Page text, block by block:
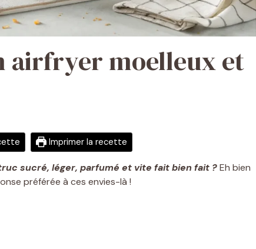
airfryer moelleux et
Imprimer la recette
sucré, léger, parfumé et vite fait bien fait ?Eh bien
préférée à ces envies-là !